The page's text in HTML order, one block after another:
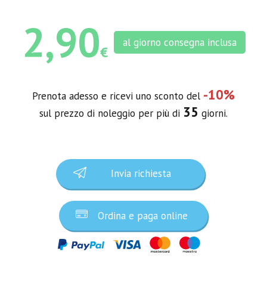
2,90€
al giorno consegna inclusa
Prenota adesso e ricevi uno sconto del -10%
sul prezzo di noleggio per più di 35 giorni.
Invia richiesta
Ordina e paga online